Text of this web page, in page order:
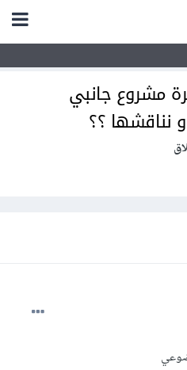
مشروع جانبي
نناقشها ؟؟